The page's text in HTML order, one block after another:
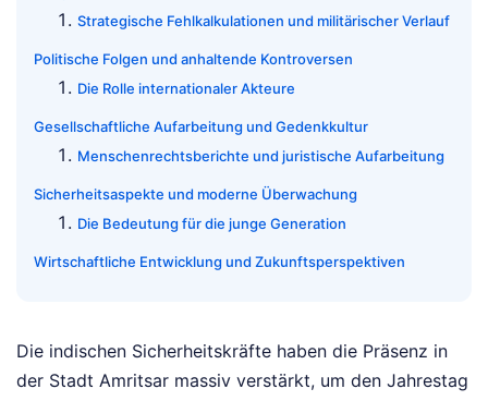
Strategische Fehlkalkulationen und militärischer Verlauf
Politische Folgen und anhaltende Kontroversen
Die Rolle internationaler Akteure
Gesellschaftliche Aufarbeitung und Gedenkkultur
Menschenrechtsberichte und juristische Aufarbeitung
Sicherheitsaspekte und moderne Überwachung
Die Bedeutung für die junge Generation
Wirtschaftliche Entwicklung und Zukunftsperspektiven
Die indischen Sicherheitskräfte haben die Präsenz in
der Stadt Amritsar massiv verstärkt, um den Jahrestag